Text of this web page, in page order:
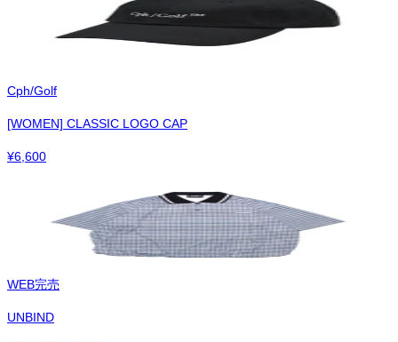
Cph/Golf
[WOMEN] CLASSIC LOGO CAP
¥6,600
WEB完売
UNBIND